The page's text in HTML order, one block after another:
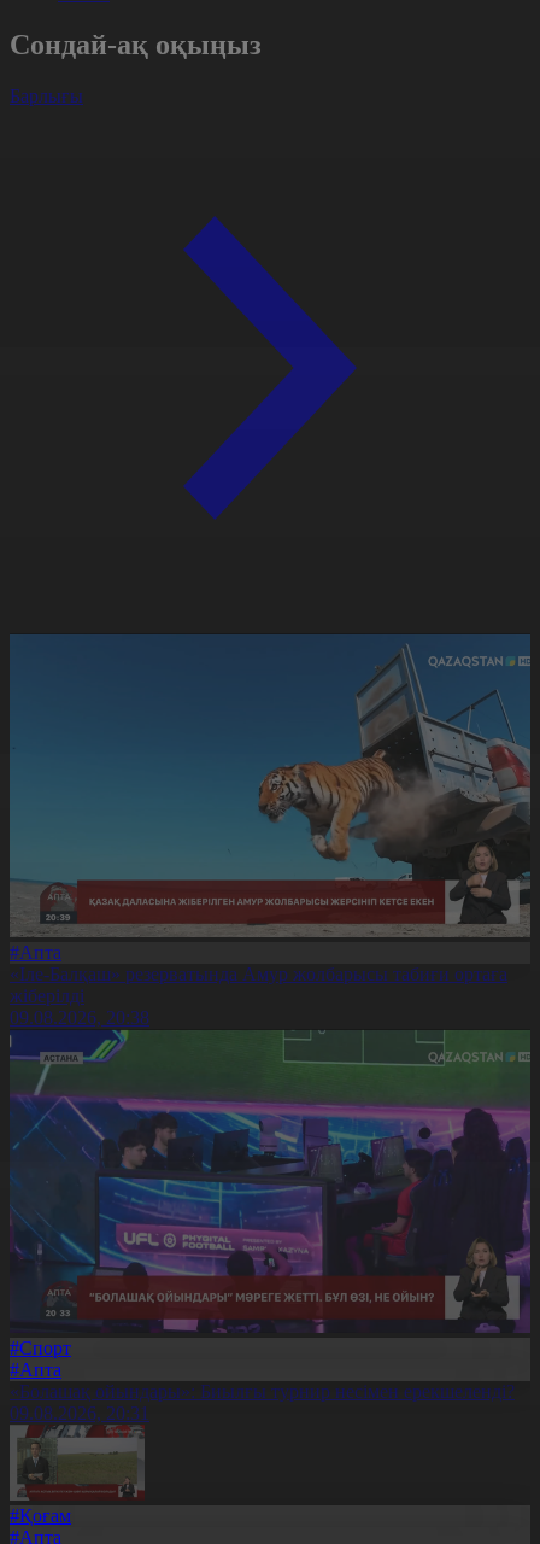
Сондай-ақ оқыңыз
Барлығы
#Апта
«Іле-Балқаш» резерватында Амур жолбарысы табиғи ортаға
жіберілді
09.08.2026, 20:38
#Спорт
#Апта
«Болашақ ойындары»: Биылғы турнир несімен ерекшеленді?
09.08.2026, 20:31
#Қоғам
#Апта